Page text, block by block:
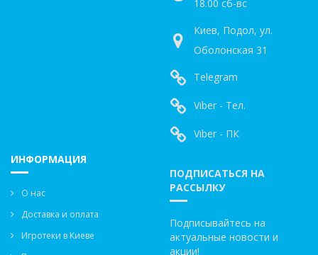
18.00 сб-вс
Киев, Подол, ул.
Оболонская 31
Telegram
Viber - Тел.
Viber - ПК
ИНФОРМАЦИЯ
О нас
Доставка и оплата
Игротеки в Киеве
ПОДПИСАТЬСЯ НА
РАССЫЛКУ
Подписывайтесь на
актуальные новости и
акции!